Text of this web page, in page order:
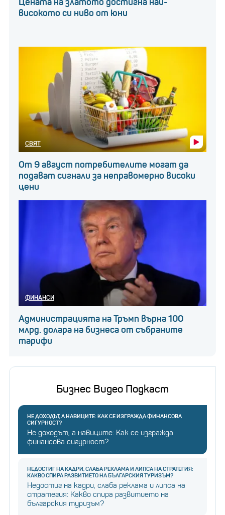
високото си ниво от юни
СВЯТ
От 9 август потребителите могат да
подават сигнали за неправомерно високи
цени
ФИНАНСИ
Администрацията на Тръмп върна 100
млрд. долара на бизнеса от събраните
тарифи
Бизнес Видео Подкаст
НЕ ДОХОДЪТ, А НАВИЦИТЕ: КАК СЕ ИЗГРАЖДА ФИНАНСОВА
СИГУРНОСТ?
Не доходът, а навиците: Как се изгражда
финансова сигурност?
НЕДОСТИГ НА КАДРИ, СЛАБА РЕКЛАМА И ЛИПСА НА СТРАТЕГИЯ:
КАКВО СПИРА РАЗВИТИЕТО НА БЪЛГАРСКИЯ ТУРИЗЪМ?
Недостиг на кадри, слаба реклама и липса на
стратегия: Какво спира развитието на
българския туризъм?